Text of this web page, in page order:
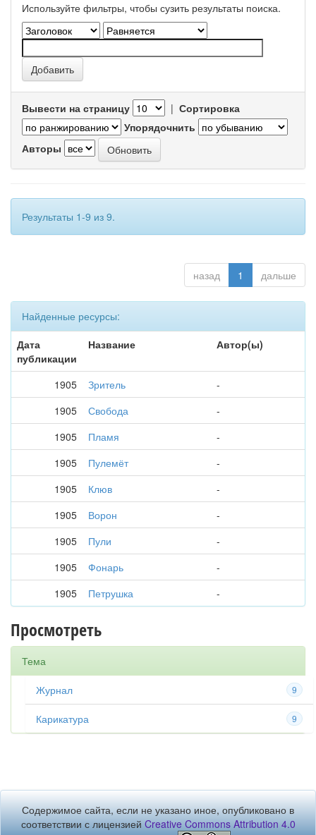
Используйте фильтры, чтобы сузить результаты поиска.
Вывести на страницу | Сортировка
Упорядочнить
Авторы
Результаты 1-9 из 9.
назад 1 дальше
Найденные ресурсы:
Дата
публикации
Название Автор(ы)
1905 Зритель
-
1905
Свобода
-
1905
Пламя
-
1905
Пулемёт
-
1905
Клюв
-
1905
Ворон
-
1905
Пули
-
1905
Фонарь
-
1905
Петрушка -
Просмотреть
Тема
9
Журнал
9
Карикатура
Содержимое сайта, если не указано иное, опубликовано в
соответствии с лицензиейCreative Commons Attribution 4.0